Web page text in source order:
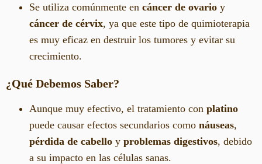
Se utiliza comúnmente en cáncer de ovario y
cáncer de cérvix, ya que este tipo de quimioterapia
es muy eficaz en destruir los tumores y evitar su
crecimiento.
¿Qué Debemos Saber?
Aunque muy efectivo, el tratamiento con platino
puede causar efectos secundarios como náuseas,
pérdida de cabello y problemas digestivos, debido
a su impacto en las células sanas.